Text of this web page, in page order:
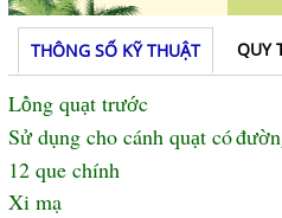
THÔNG SỐ KỸ THUẬT QUY
Lồng quạt trước
Sửdụng cho cánh quạt cóđườ
12 que chính
Xi mạ